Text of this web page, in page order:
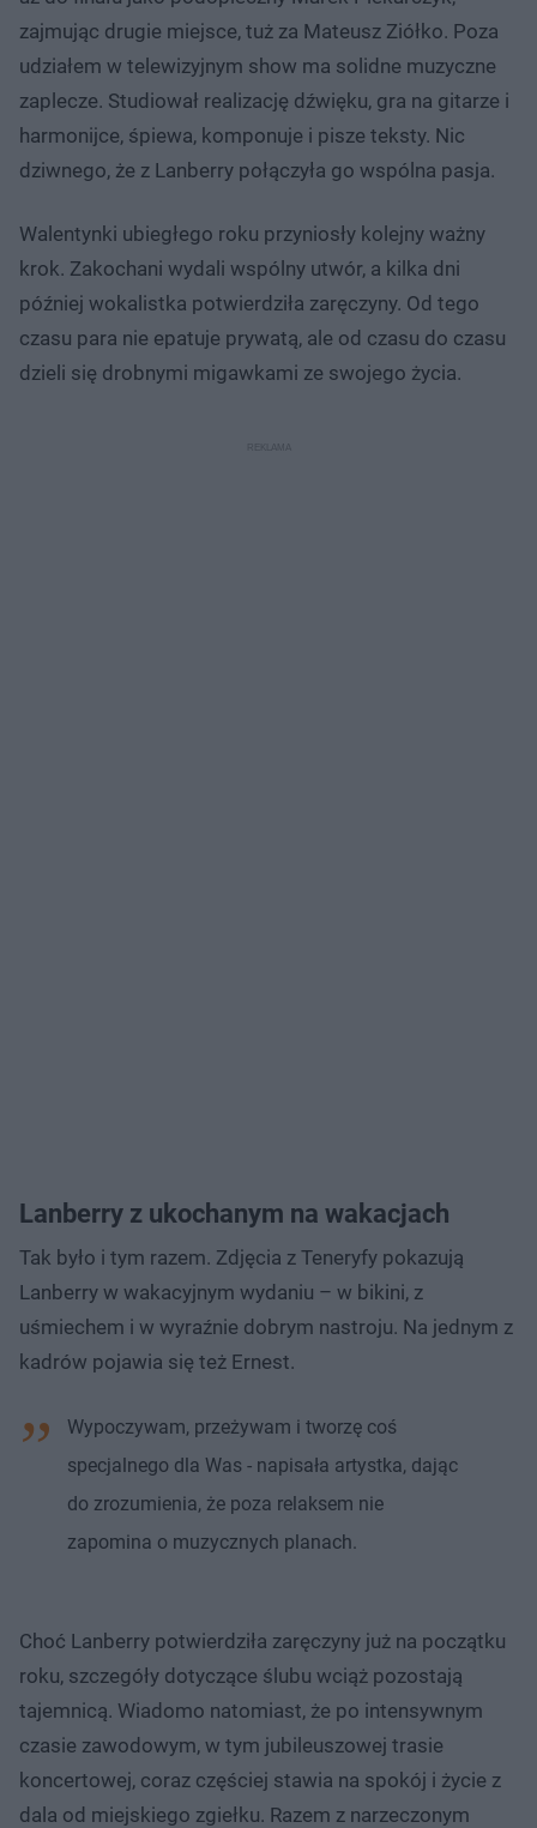
zajmując drugie miejsce, tuż za Mateusz Ziółko. Poza
udziałem w telewizyjnym show ma solidne muzyczne
zaplecze. Studiował realizację dźwięku, gra na gitarze i
harmonijce, śpiewa, komponuje i pisze teksty. Nic
dziwnego, że z Lanberry połączyła go wspólna pasja.
Walentynki ubiegłego roku przyniosły kolejny ważny
krok. Zakochani wydali wspólny utwór, a kilka dni
później wokalistka potwierdziła zaręczyny. Od tego
czasu para nie epatuje prywatą, ale od czasu do czasu
dzieli się drobnymi migawkami ze swojego życia.
Lanberry z ukochanym na wakacjach
Tak było i tym razem. Zdjęcia z Teneryfy pokazują
Lanberry w wakacyjnym wydaniu – w bikini, z
uśmiechem i w wyraźnie dobrym nastroju. Na jednym z
kadrów pojawia się też Ernest.
Wypoczywam, przeżywam i tworzę coś
specjalnego dla Was - napisała artystka, dając
do zrozumienia, że poza relaksem nie
zapomina o muzycznych planach.
Choć Lanberry potwierdziła zaręczyny już na początku
roku, szczegóły dotyczące ślubu wciąż pozostają
tajemnicą. Wiadomo natomiast, że po intensywnym
czasie zawodowym, w tym jubileuszowej trasie
koncertowej, coraz częściej stawia na spokój i życie z
dala od miejskiego zgiełku. Razem z narzeczonym